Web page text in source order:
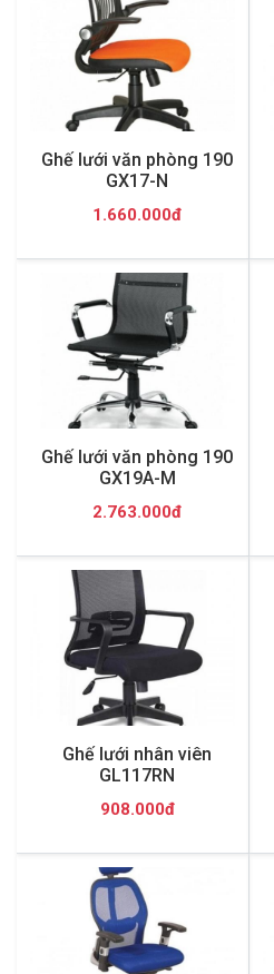
Ghế lưới văn phòng 190
GX17-N
1.660.000đ
Ghế lưới văn phòng 190
GX19A-M
2.763.000đ
Ghế lưới nhân viên
GL117RN
908.000đ